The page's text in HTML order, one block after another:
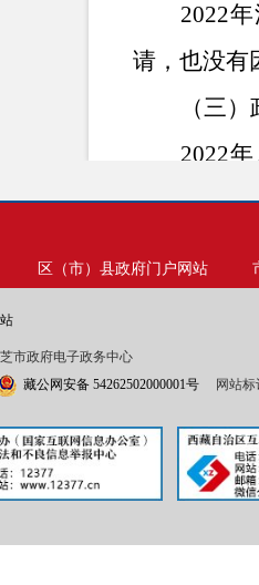
2022
请，也没有
（三）
2022
查”的原则
（四）
传栏对需要
（五）
波密
区（市）县政府门户网站
市政府电子政务中心
藏公网安备 54262502000001号 网站标